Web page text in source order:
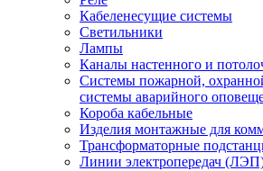
Кабеленесущие системы
Светильники
Лампы
Каналы настенного и
Системы пожарной,
системы аварийного
Короба кабельные
Изделия монтажные для
Трансформаторные
Линии электропередач